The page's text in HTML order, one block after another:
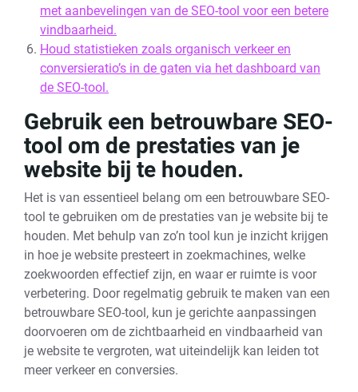
met aanbevelingen van de SEO-tool voor een betere
vindbaarheid.
Houd statistieken zoals organisch verkeer en
conversieratio’s in de gaten via het dashboard van
de SEO-tool.
Gebruik een betrouwbare SEO-
tool om de prestaties van je
website bij te houden.
Het is van essentieel belang om een betrouwbare SEO-
tool te gebruiken om de prestaties van je website bij te
houden. Met behulp van zo’n tool kun je inzicht krijgen
in hoe je website presteert in zoekmachines, welke
zoekwoorden effectief zijn, en waar er ruimte is voor
verbetering. Door regelmatig gebruik te maken van een
betrouwbare SEO-tool, kun je gerichte aanpassingen
doorvoeren om de zichtbaarheid en vindbaarheid van
je website te vergroten, wat uiteindelijk kan leiden tot
meer verkeer en conversies.